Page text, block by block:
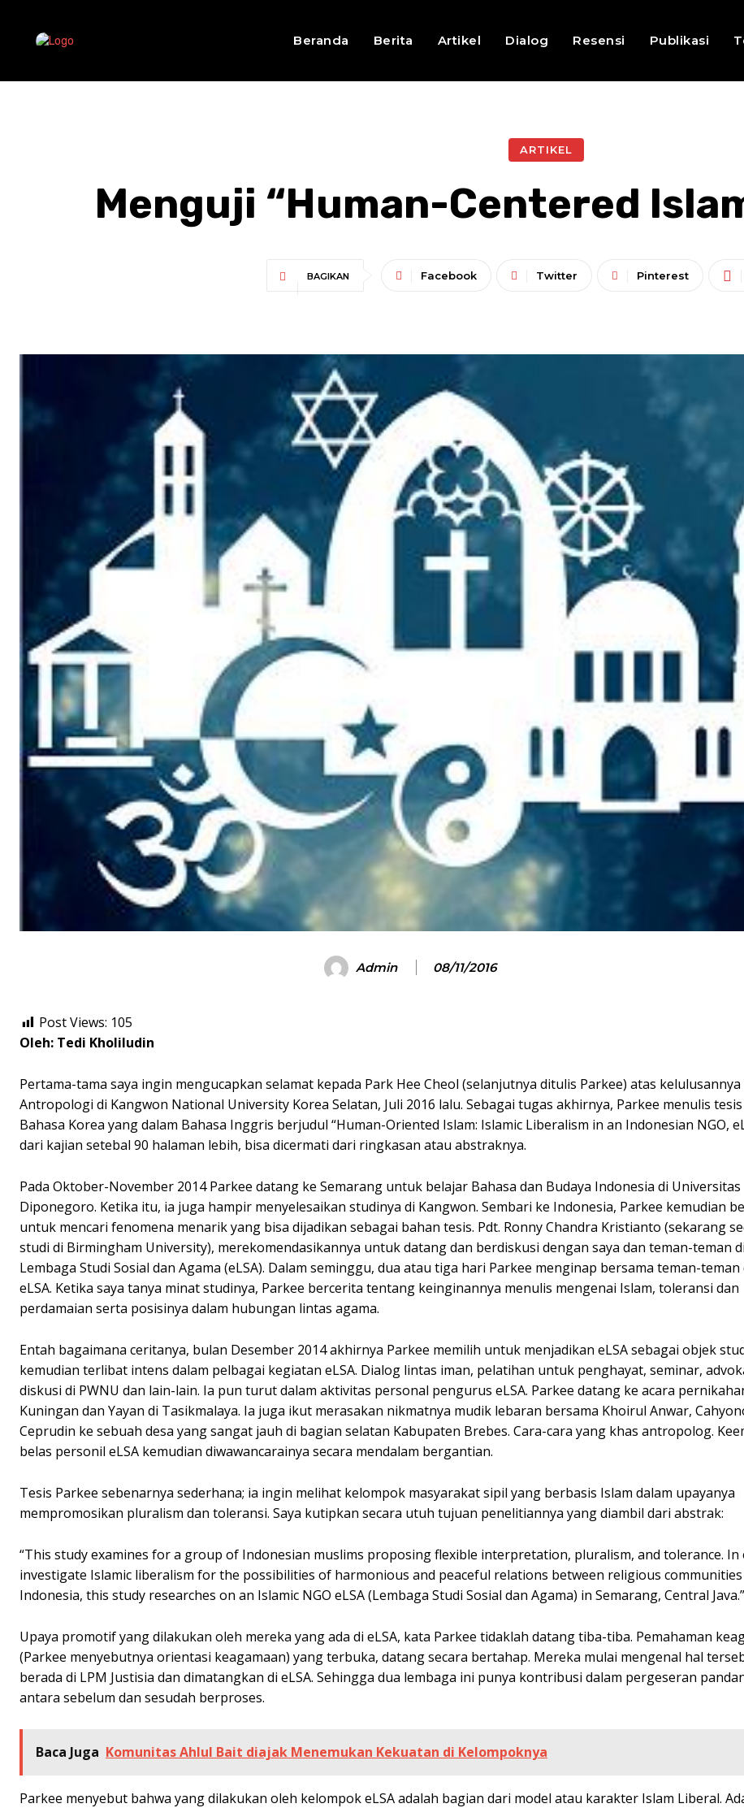
Beranda Berita Artikel Dialog Resensi Publikasi
ARTIKEL
Menguji “Human-Centered
BAGIKAN Facebook Twitter Pinterest
Admin 08/11/2016
Post Views: 105
Oleh: Tedi Kholiludin
Pertama-tama saya ingin mengucapkan selamat kepada Park Hee Cheol (selanjutnya ditulis Parkee) atas
Antropologi di Kangwon National University Korea Selatan, Juli 2016 lalu. Sebagai tugas akhirnya, Parkee menulis
Bahasa Korea yang dalam Bahasa Inggris berjudul “Human-Oriented Islam: Islamic Liberalism in an Indonesian NGO,
dari kajian setebal 90 halaman lebih, bisa dicermati dari ringkasan atau abstraknya.
Pada Oktober-November 2014 Parkee datang ke Semarang untuk belajar Bahasa dan Budaya Indonesia di Universitas
Diponegoro. Ketika itu, ia juga hampir menyelesaikan studinya di Kangwon. Sembari ke Indonesia, Parkee kemudian
untuk mencari fenomena menarik yang bisa dijadikan sebagai bahan tesis. Pdt. Ronny Chandra Kristianto (sekarang
studi di Birmingham University), merekomendasikannya untuk datang dan berdiskusi dengan saya dan teman-teman di
Lembaga Studi Sosial dan Agama (eLSA). Dalam seminggu, dua atau tiga hari Parkee menginap bersama teman-
eLSA. Ketika saya tanya minat studinya, Parkee bercerita tentang keinginannya menulis mengenai Islam, toleransi dan
perdamaian serta posisinya dalam hubungan lintas agama.
Entah bagaimana ceritanya, bulan Desember 2014 akhirnya Parkee memilih untuk menjadikan eLSA sebagai objek
kemudian terlibat intens dalam pelbagai kegiatan eLSA. Dialog lintas iman, pelatihan untuk penghayat, seminar,
diskusi di PWNU dan lain-lain. Ia pun turut dalam aktivitas personal pengurus eLSA. Parkee datang ke acara
Kuningan dan Yayan di Tasikmalaya. Ia juga ikut merasakan nikmatnya mudik lebaran bersama Khoirul Anwar,
Ceprudin ke sebuah desa yang sangat jauh di bagian selatan Kabupaten Brebes. Cara-cara yang khas antropolog.
belas personil eLSA kemudian diwawancarainya secara mendalam bergantian.
Tesis Parkee sebenarnya sederhana; ia ingin melihat kelompok masyarakat sipil yang berbasis Islam dalam upayanya
mempromosikan pluralism dan toleransi. Saya kutipkan secara utuh tujuan penelitiannya yang diambil dari abstrak:
“This study examines for a group of Indonesian muslims proposing flexible interpretation, pluralism, and tolerance.
investigate Islamic liberalism for the possibilities of harmonious and peaceful relations between religious
Indonesia, this study researches on an Islamic NGO eLSA (Lembaga Studi Sosial dan Agama) in Semarang, Central Java.”
Upaya promotif yang dilakukan oleh mereka yang ada di eLSA, kata Parkee tidaklah datang tiba-tiba. Pemahaman
(Parkee menyebutnya orientasi keagamaan) yang terbuka, datang secara bertahap. Mereka mulai mengenal hal
berada di LPM Justisia dan dimatangkan di eLSA. Sehingga dua lembaga ini punya kontribusi dalam pergeseran
antara sebelum dan sesudah berproses.
Baca Juga Komunitas Ahlul Bait diajak Menemukan Kekuatan di Kelompoknya
Parkee menyebut bahwa yang dilakukan oleh kelompok eLSA adalah bagian dari model atau karakter Islam Liberal.